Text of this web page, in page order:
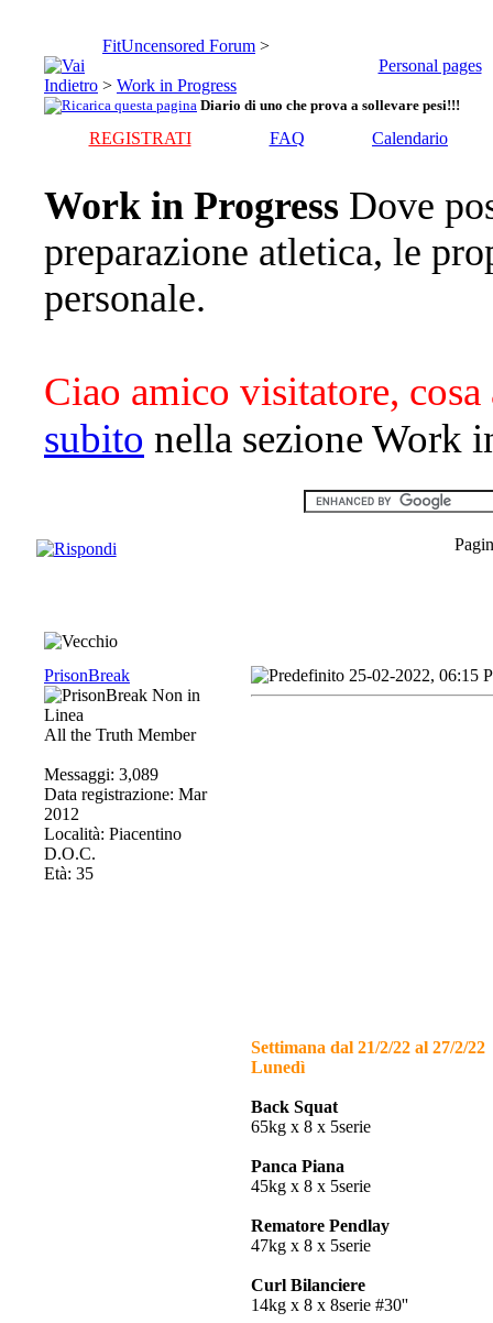
FitUncensored Forum >
Personal pages
> Work in Progress
Diario di uno che prova a sollevare pesi!!!
REGISTRATI FAQ Calendario
Work in Progress Dove
preparazione atletica, le
personale.
Ciao amico visitatore, cosa
subito nella sezione Work
PrisonBreak
All the Truth Member
Messaggi: 3,089
Data registrazione: Mar
2012
Località: Piacentino
D.O.C.
Età: 35
25-02-2022, 06:15
Settimana dal 21/2/22 al 27/2/22
Lunedì
Back Squat
65kg x 8 x 5serie
Panca Piana
45kg x 8 x 5serie
Rematore Pendlay
47kg x 8 x 5serie
Curl Bilanciere
14kg x 8 x 8serie #30''